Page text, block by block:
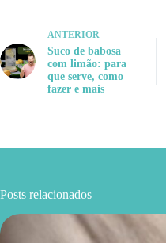
ANTERIOR
Suco de babosa
com limão: para
que serve, como
fazer e mais
Posts relacionados